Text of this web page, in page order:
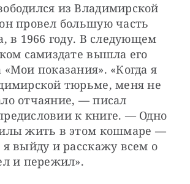
из Владимирской
провел большую часть
в 1966 году. В следующем
самиздате вышла его
показания». «Когда я
тюрьме, меня не
отчаяние, — писал
к книге. — Одно
жить в этом кошмаре —
выйду и расскажу всем о
и пережил».